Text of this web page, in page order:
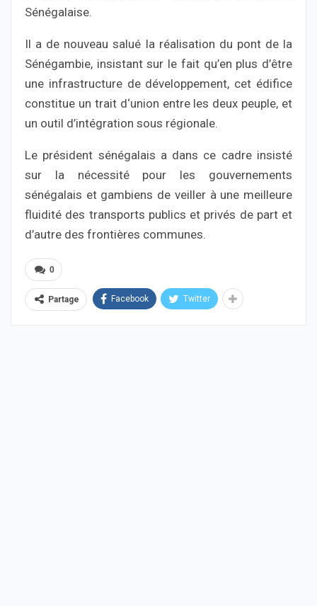
Sénégalaise.
Il a de nouveau salué la réalisation du pont de la
Sénégambie, insistant sur le fait qu’en plus d’être
une infrastructure de développement, cet édifice
constitue un trait d‘union entre les deux peuple, et
un outil d’intégration sous régionale.
Le président sénégalais a dans ce cadre insisté
sur la nécessité pour les gouvernements
sénégalais et gambiens de veiller à une meilleure
fluidité des transports publics et privés de part et
d’autre des frontières communes.
0
Partage Facebook Twitter